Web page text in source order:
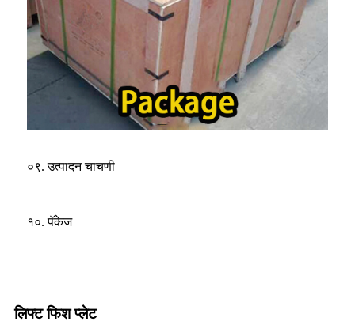
०९. उत्पादन चाचणी
१०. पॅकेज
लिफ्ट फिश प्लेट